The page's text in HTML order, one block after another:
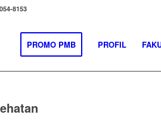
8153
PROMO PMB PROFIL